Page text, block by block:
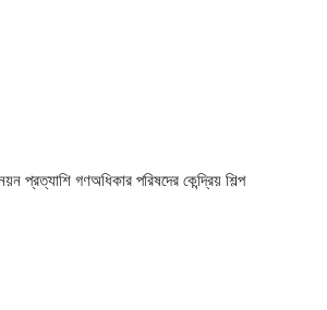
প্রত্যাশি গণঅধিকার পরিষদের কেন্দ্রিয় শিল্প